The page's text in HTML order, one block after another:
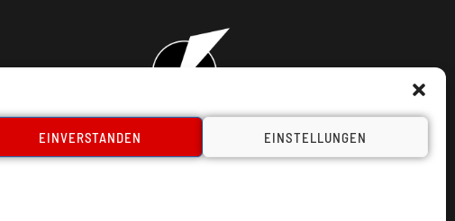
EINVERSTANDEN EINSTELLUNGEN
Kontakt